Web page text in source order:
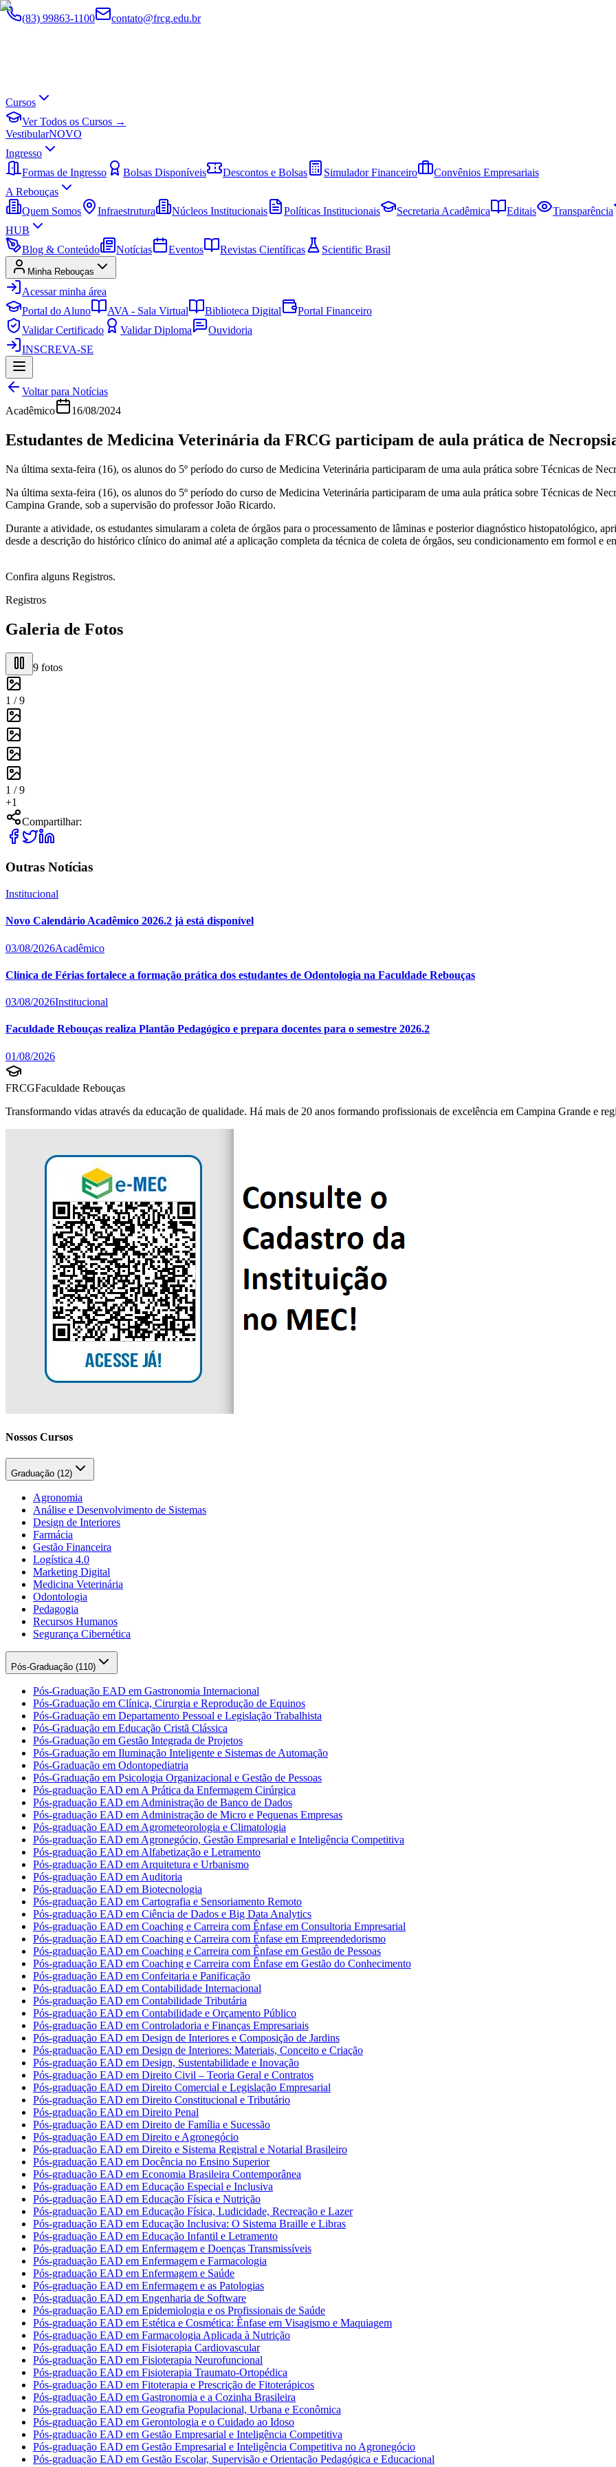
(83) 99863-1100 contato@frcg.edu.br
Cursos
Ver Todos os Cursos →
VestibularNOVO
Ingresso
Formas de Ingresso
Bolsas Disponíveis Descontos e Bolsas Simulador Financeiro
Convênios Empresariais
A Rebouças
Quem Somos
Infraestrutura Núcleos Institucionais Políticas Institucionais Secretaria Acadêmica Editais
Transparência
HUB
Blog & Conteúdo
Notícias Eventos Revistas Científicas Scientific Brasil
Minha Rebouças
Acessar minha área
Portal do Aluno
AVA - Sala Virtual Biblioteca Digital
Portal Financeiro
Validar Certificado
Validar Diploma
Ouvidoria
INSCREVA-SE
Voltar para Notícias
Acadêmico
16/08/2024
Estudantes de Medicina Veterinária da FRCG participam de aula prática de
Na última sexta-feira (16), os alunos do 5º período do curso de Medicina Veterinária participaram de uma aula prática sobre Técnicas de
Na última sexta-feira (16), os alunos do 5º período do curso de Medicina Veterinária participaram de uma aula prática sobre Técnicas de
Campina Grande, sob a supervisão do professor João Ricardo.
Durante a atividade, os estudantes simularam a coleta de órgãos para o processamento de lâminas e posterior diagnóstico histopatológico,
desde a descrição do histórico clínico do animal até a aplicação completa da técnica de coleta de órgãos, seu condicionamento em formol e
Confira alguns Registros.
Registros
Galeria de Fotos
9 fotos
1 /9
1 /9
+1
Compartilhar:
Outras Notícias
Institucional
Novo Calendário Acadêmico 2026.2 já está disponível
03/08/2026Acadêmico
Clínica de Férias fortalece a formação prática dos estudantes de Odontologia na Faculdade Rebouças
03/08/2026Institucional
Faculdade Rebouças realiza Plantão Pedagógico e prepara docentes para o semestre 2026.2
01/08/2026
FRCGFaculdade Rebouças
Transformando vidas através da educação de qualidade. Há mais de 20 anos formando profissionais de excelência em Campina Grande e
Nossos Cursos
Graduação (12)
Agronomia
Análise e Desenvolvimento de Sistemas
Design de Interiores
Farmácia
Gestão Financeira
Logística 4.0
Marketing Digital
Medicina Veterinária
Odontologia
Pedagogia
Recursos Humanos
Segurança Cibernética
Pós-Graduação (110)
Pós-Graduação EAD em Gastronomia Internacional
Pós-Graduação em Clínica, Cirurgia e Reprodução de Equinos
Pós-Graduação em Departamento Pessoal e Legislação Trabalhista
Pós-Graduação em Educação Cristã Clássica
Pós-Graduação em Gestão Integrada de Projetos
Pós-Graduação em Iluminação Inteligente e Sistemas de Automação
Pós-Graduação em Odontopediatria
Pós-Graduação em Psicologia Organizacional e Gestão de Pessoas
Pós-graduação EAD em A Prática da Enfermagem Cirúrgica
Pós-graduação EAD em Administração de Banco de Dados
Pós-graduação EAD em Administração de Micro e Pequenas Empresas
Pós-graduação EAD em Agrometeorologia e Climatologia
Pós-graduação EAD em Agronegócio, Gestão Empresarial e Inteligência Competitiva
Pós-graduação EAD em Alfabetização e Letramento
Pós-graduação EAD em Arquitetura e Urbanismo
Pós-graduação EAD em Auditoria
Pós-graduação EAD em Biotecnologia
Pós-graduação EAD em Cartografia e Sensoriamento Remoto
Pós-graduação EAD em Ciência de Dados e Big Data Analytics
Pós-graduação EAD em Coaching e Carreira com Ênfase em Consultoria Empresarial
Pós-graduação EAD em Coaching e Carreira com Ênfase em Empreendedorismo
Pós-graduação EAD em Coaching e Carreira com Ênfase em Gestão de Pessoas
Pós-graduação EAD em Coaching e Carreira com Ênfase em Gestão do Conhecimento
Pós-graduação EAD em Confeitaria e Panificação
Pós-graduação EAD em Contabilidade Internacional
Pós-graduação EAD em Contabilidade Tributária
Pós-graduação EAD em Contabilidade e Orçamento Público
Pós-graduação EAD em Controladoria e Finanças Empresariais
Pós-graduação EAD em Design de Interiores e Composição de Jardins
Pós-graduação EAD em Design de Interiores: Materiais, Conceito e Criação
Pós-graduação EAD em Design, Sustentabilidade e Inovação
Pós-graduação EAD em Direito Civil – Teoria Geral e Contratos
Pós-graduação EAD em Direito Comercial e Legislação Empresarial
Pós-graduação EAD em Direito Constitucional e Tributário
Pós-graduação EAD em Direito Penal
Pós-graduação EAD em Direito de Família e Sucessão
Pós-graduação EAD em Direito e Agronegócio
Pós-graduação EAD em Direito e Sistema Registral e Notarial Brasileiro
Pós-graduação EAD em Docência no Ensino Superior
Pós-graduação EAD em Economia Brasileira Contemporânea
Pós-graduação EAD em Educação Especial e Inclusiva
Pós-graduação EAD em Educação Física e Nutrição
Pós-graduação EAD em Educação Física, Ludicidade, Recreação e Lazer
Pós-graduação EAD em Educação Inclusiva: O Sistema Braille e Libras
Pós-graduação EAD em Educação Infantil e Letramento
Pós-graduação EAD em Enfermagem e Doenças Transmissíveis
Pós-graduação EAD em Enfermagem e Farmacologia
Pós-graduação EAD em Enfermagem e Saúde
Pós-graduação EAD em Enfermagem e as Patologias
Pós-graduação EAD em Engenharia de Software
Pós-graduação EAD em Epidemiologia e os Profissionais de Saúde
Pós-graduação EAD em Estética e Cosmética: Ênfase em Visagismo e Maquiagem
Pós-graduação EAD em Farmacologia Aplicada à Nutrição
Pós-graduação EAD em Fisioterapia Cardiovascular
Pós-graduação EAD em Fisioterapia Neurofuncional
Pós-graduação EAD em Fisioterapia Traumato-Ortopédica
Pós-graduação EAD em Fitoterapia e Prescrição de Fitoterápicos
Pós-graduação EAD em Gastronomia e a Cozinha Brasileira
Pós-graduação EAD em Geografia Populacional, Urbana e Econômica
Pós-graduação EAD em Gerontologia e o Cuidado ao Idoso
Pós-graduação EAD em Gestão Empresarial e Inteligência Competitiva
Pós-graduação EAD em Gestão Empresarial e Inteligência Competitiva no Agronegócio
Pós-graduação EAD em Gestão Escolar, Supervisão e Orientação Pedagógica e Educacional